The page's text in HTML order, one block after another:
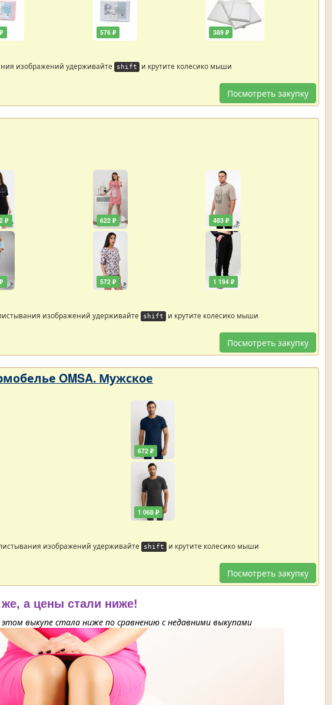
576 ₽ 389 ₽
изображений удерживайте shift и крутите колесико мыши
Посмотреть закупку
₽ 622 ₽
572 ₽
483 ₽
1 194 ₽
изображений удерживайте shift и крутите колесико мыши
Посмотреть закупку
OMSA. Мужское
672 ₽
1 068 ₽
изображений удерживайте shift и крутите колесико мыши
Посмотреть закупку
а цены стали ниже!
выкупе стала ниже по сравнению с недавними выкупами